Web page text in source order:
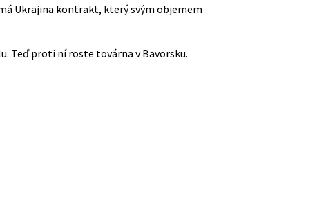
Ukrajina kontrakt, který svým objemem
Teď proti ní roste továrna v Bavorsku.